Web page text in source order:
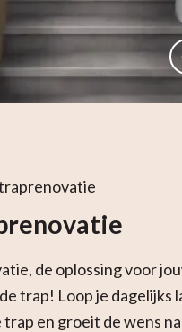
de oplossing voor
trap! Loop je dagelijks
en groeit de wens